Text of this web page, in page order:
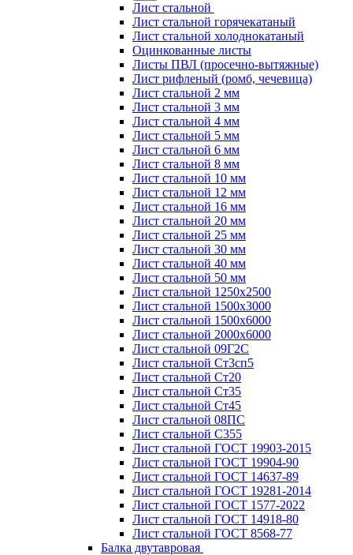
Лист стальной
Лист стальной горячекатаный
Лист стальной холоднокатаный
Оцинкованные листы
Листы ПВЛ (просечно-вытяжные)
Лист рифленый (ромб, чечевица)
Лист стальной 2 мм
Лист стальной 3 мм
Лист стальной 4 мм
Лист стальной 5 мм
Лист стальной 6 мм
Лист стальной 8 мм
Лист стальной 10 мм
Лист стальной 12 мм
Лист стальной 16 мм
Лист стальной 20 мм
Лист стальной 25 мм
Лист стальной 30 мм
Лист стальной 40 мм
Лист стальной 50 мм
Лист стальной 1250х2500
Лист стальной 1500х3000
Лист стальной 1500х6000
Лист стальной 2000х6000
Лист стальной 09Г2С
Лист стальной Ст3сп5
Лист стальной Ст20
Лист стальной Ст35
Лист стальной Ст45
Лист стальной 08ПС
Лист стальной С355
Лист стальной ГОСТ 19903-2015
Лист стальной ГОСТ 19904-90
Лист стальной ГОСТ 14637-89
Лист стальной ГОСТ 19281-2014
Лист стальной ГОСТ 1577-2022
Лист стальной ГОСТ 14918-80
Лист стальной ГОСТ 8568-77
Балка двутавровая